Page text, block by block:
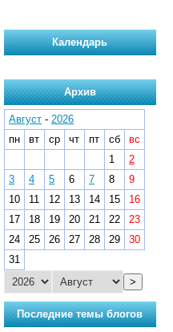
Календарь
Архив
Август - 2026
пн
вт ср чт пт сб
вс
1
2
3
4 5 6 7 8
9
10
11 12 13 14 15
16
17
18 19 20 21 22
23
24
25 26 27 28 29
30
31
>
Последние темы блогов